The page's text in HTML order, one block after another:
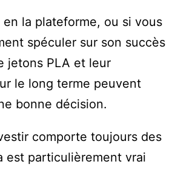
la plateforme, ou si vous
spéculer sur son succès
jetons PLA et leur
le long terme peuvent
bonne décision.
comporte toujours des
est particulièrement vrai